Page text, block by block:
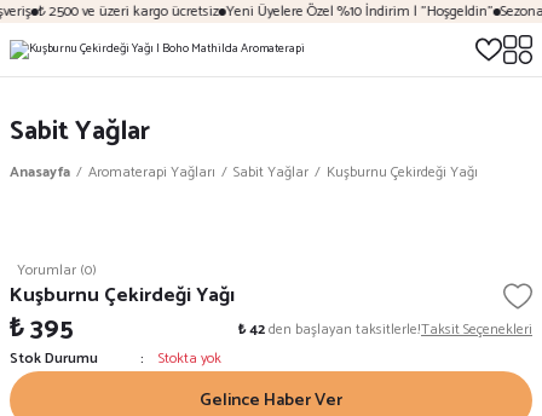
₺ 2500 ve üzeri kargo ücretsiz Yeni Üyelere Özel %10 İndirim | "Hoşgeldin"
Sabit Yağlar
Anasayfa Aromaterapi Yağları Sabit Yağlar Kuşburnu Çekirdeği Yağı
Yorumlar (0)
Kuşburnu Çekirdeği Yağı
₺ 395 ₺ 42den başlayan taksitlerle!Taksit Seçenekleri
Stok Durumu
Stokta yok
Gelince Haber Ver